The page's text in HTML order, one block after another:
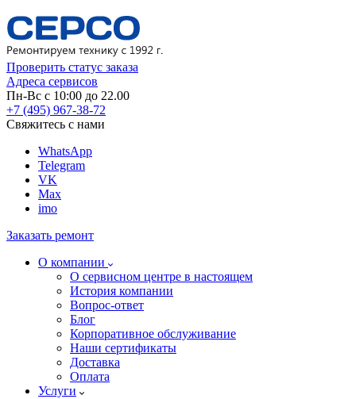
Проверить статус заказа
Адреса сервисов
Пн-Вс с 10:00 до 22.00
+7 (495) 967-38-72
Свяжитесь с нами
WhatsApp
Telegram
VK
Max
imo
Заказать ремонт
О компании
О сервисном центре в настоящем
История компании
Вопрос-ответ
Блог
Корпоративное обслуживание
Наши сертификаты
Доставка
Оплата
Услуги